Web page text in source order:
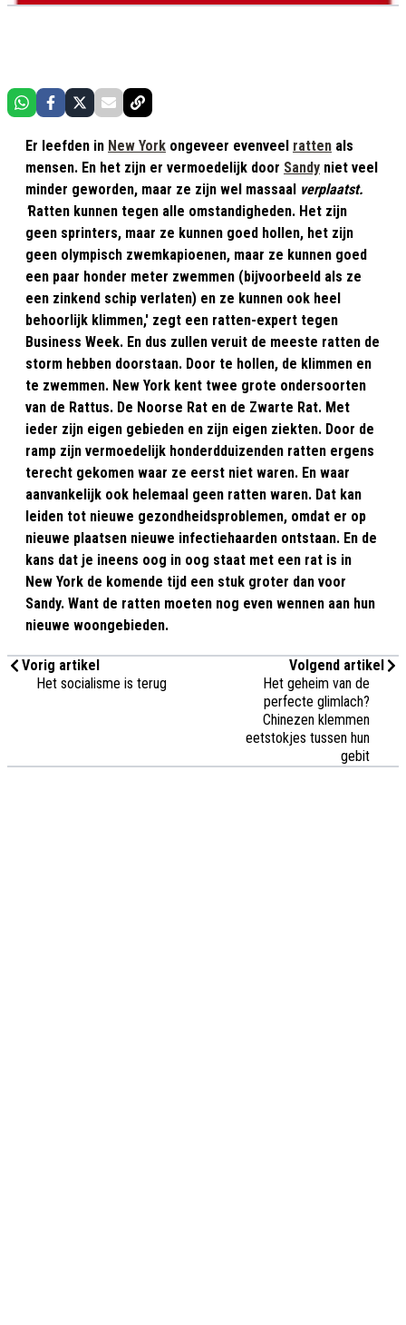
Er leefden in New York ongeveer evenveel ratten als
mensen. En het zijn er vermoedelijk door Sandy niet veel
minder geworden, maar ze zijn wel massaal verplaatst.
'Ratten kunnen tegen alle omstandigheden. Het zijn
geen sprinters, maar ze kunnen goed hollen, het zijn
geen olympisch zwemkapioenen, maar ze kunnen goed
een paar honder meter zwemmen (bijvoorbeeld als ze
een zinkend schip verlaten) en ze kunnen ook heel
behoorlijk klimmen,' zegt een ratten-expert tegen
Business Week. En dus zullen veruit de meeste ratten de
storm hebben doorstaan. Door te hollen, de klimmen en
te zwemmen. New York kent twee grote ondersoorten
van de Rattus. De Noorse Rat en de Zwarte Rat. Met
ieder zijn eigen gebieden en zijn eigen ziekten. Door de
ramp zijn vermoedelijk honderdduizenden ratten ergens
terecht gekomen waar ze eerst niet waren. En waar
aanvankelijk ook helemaal geen ratten waren. Dat kan
leiden tot nieuwe gezondheidsproblemen, omdat er op
nieuwe plaatsen nieuwe infectiehaarden ontstaan. En de
kans dat je ineens oog in oog staat met een rat is in
New York de komende tijd een stuk groter dan voor
Sandy. Want de ratten moeten nog even wennen aan hun
nieuwe woongebieden.
Vorig artikel
Het socialisme is terug
Volgend artikel
Het geheim van de
perfecte glimlach?
Chinezen klemmen
eetstokjes tussen hun
gebit